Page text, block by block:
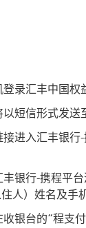
录汇丰中国权
短信形式发送
进入汇丰银
银行-携程平
人）姓名及手
收银台的“程支